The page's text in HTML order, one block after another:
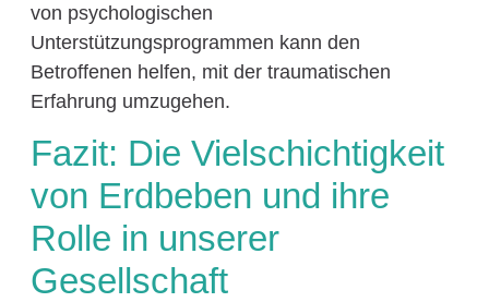
von psychologischen
Unterstützungsprogrammen kann den
Betroffenen helfen, mit der traumatischen
Erfahrung umzugehen.
Fazit: Die Vielschichtigkeit
von Erdbeben und ihre
Rolle in unserer
Gesellschaft